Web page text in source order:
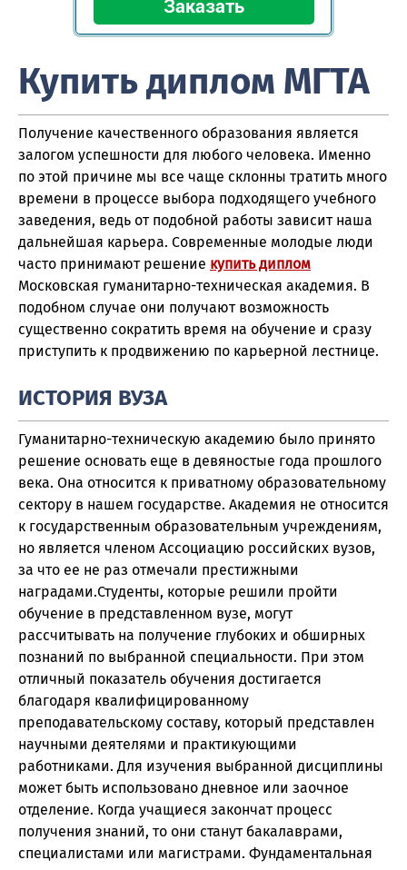
Купить диплом МГТА
Получение качественного образования является
залогом успешности для любого человека. Именно
по этой причине мы все чаще склонны тратить много
времени в процессе выбора подходящего учебного
заведения, ведь от подобной работы зависит наша
дальнейшая карьера. Современные молодые люди
часто принимают решение купить диплом
Московская гуманитарно-техническая академия. В
подобном случае они получают возможность
существенно сократить время на обучение и сразу
приступить к продвижению по карьерной лестнице.
ИСТОРИЯ ВУЗА
Гуманитарно-техническую академию было принято
решение основать еще в девяностые года прошлого
века. Она относится к приватному образовательному
сектору в нашем государстве. Академия не относится
к государственным образовательным учреждениям,
но является членом Ассоциацию российских вузов,
за что ее не раз отмечали престижными
наградами.Студенты, которые решили пройти
обучение в представленном вузе, могут
рассчитывать на получение глубоких и обширных
познаний по выбранной специальности. При этом
отличный показатель обучения достигается
благодаря квалифицированному
преподавательскому составу, который представлен
научными деятелями и практикующими
работниками. Для изучения выбранной дисциплины
может быть использовано дневное или заочное
отделение. Когда учащиеся закончат процесс
получения знаний, то они станут бакалаврами,
специалистами или магистрами. Фундаментальная